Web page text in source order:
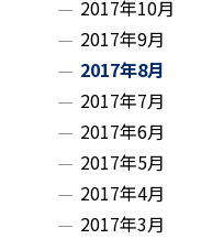
2017年10月
2017年9月
2017年8月
2017年7月
2017年6月
2017年5月
2017年4月
2017年3月